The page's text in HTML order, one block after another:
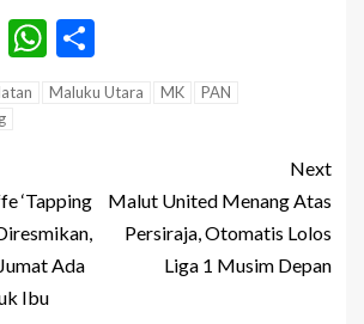
EmailWhatsApp
Maluku Utara MK
PAN
‘Tapping
Ada
Ibu
Next
Malut United Menang Atas
Persiraja, Otomatis Lolos
Liga 1 Musim Depan